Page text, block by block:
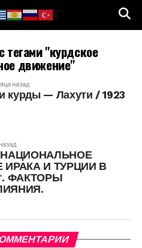
тегами "курдское
движение"
назад
курды — Лахути / 1923
НАЦИОНАЛЬНОЕ
И ТУРЦИИ В
ФАКТОРЫ